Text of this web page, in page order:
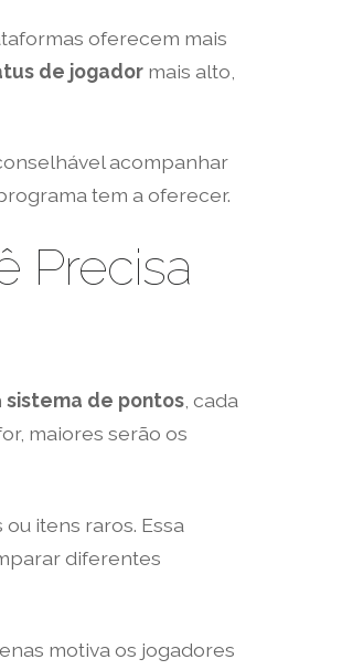
oferecem mais
de jogador mais alto,
acompanhar
tem a oferecer.
Precisa
sistema de pontos, cada
maiores serão os
itens raros. Essa
diferentes
motiva os jogadores